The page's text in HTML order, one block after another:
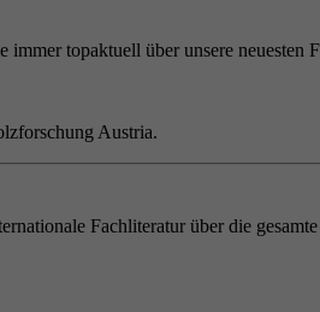
topaktuell über unsere neuesten
Austria.
Fachliteratur über die